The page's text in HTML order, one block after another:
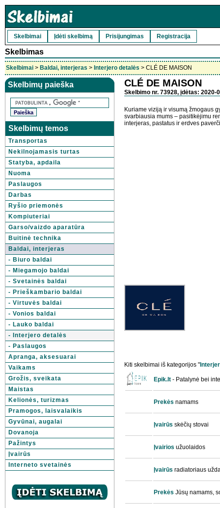
Skelbimai Įdėti skelbimą Prisijungimas Registracija
Skelbimas
Skelbimai > Baldai, interjeras > Interjero detalės > CLÉ DE MAISON
Skelbimų paieška
Skelbimų temos
Transportas
Nekilnojamasis turtas
Statyba, apdaila
Nuoma
Paslaugos
Darbas
Ryšio priemonės
Kompiuteriai
Garso/vaizdo aparatūra
Buitinė technika
Baldai, interjeras
- Biuro baldai
- Miegamojo baldai
- Svetainės baldai
- Prieškambario baldai
- Virtuvės baldai
- Vonios baldai
- Lauko baldai
- Interjero detalės
- Paslaugos
Apranga, aksesuarai
Vaikams
Grožis, sveikata
Maistas
Kelionės, turizmas
Pramogos, laisvalaikis
Gyvūnai, augalai
Dovanoja
Pažintys
Įvairūs
Interneto svetainės
CLÉ DE MAISON
Skelbimo nr. 73928, įdėtas: 2020-
Kuriame viziją ir visumą žmogaus
svarbiausia mums – pasitikėjimu
interjeras, pastatus ir erdves
Kiti skelbimai iš kategorijos "
Epik.lt - Patalynė bei
Prekės namams
Įvairūs skėčių stovai
Įvairios užuolaidos
Įvairūs radiatoriaus
Prekės Jūsų namams,